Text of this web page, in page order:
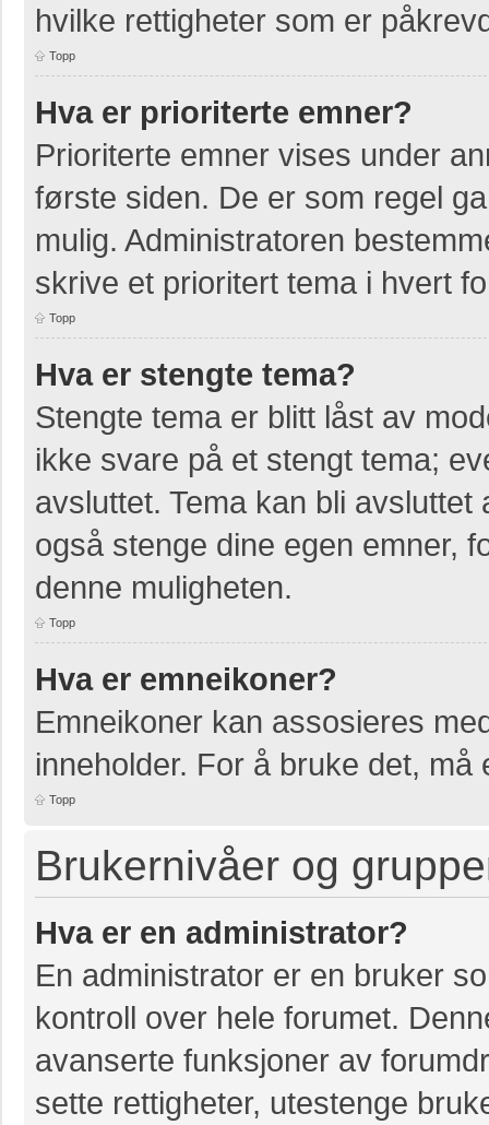
hvilke rettigheter som er
Topp
Hva er prioriterte emner?
Prioriterte emner vises under
første siden. De er som regel
mulig. Administratoren
skrive et prioritert tema i hvert
Topp
Hva er stengte tema?
Stengte tema er blitt låst av
ikke svare på et stengt tema;
avsluttet. Tema kan bli
også stenge dine egen emner,
denne muligheten.
Topp
Hva er emneikoner?
Emneikoner kan assosieres
inneholder. For å bruke det,
Topp
Brukernivåer og
Hva er en administrator?
En administrator er en bruker
kontroll over hele forumet.
avanserte funksjoner av
sette rettigheter, utestenge